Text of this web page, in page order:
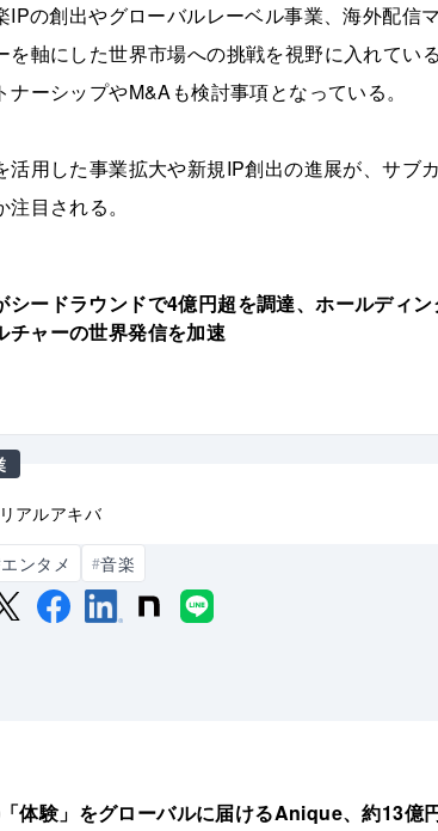
IPの創出やグローバルレーベル事業、海外配信
を軸にした世界市場への挑戦を視野に入れてい
ナーシップやM&Aも検討事項となっている。
活用した事業拡大や新規IP創出の進展が、サブ
目される。
シードラウンドで4億円超を調達、ホールディン
チャーの世界発信を加速
アルアキバ
エンタメ #音楽
体験」をグローバルに届けるAnique、約13億